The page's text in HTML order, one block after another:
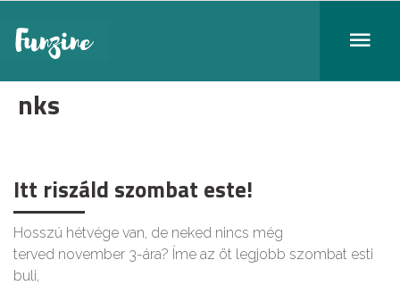
nks
Itt riszáld szombat este!
Hosszú hétvége van, de neked nincs még
terved november 3-ára? Íme az öt legjobb szombat esti
buli,